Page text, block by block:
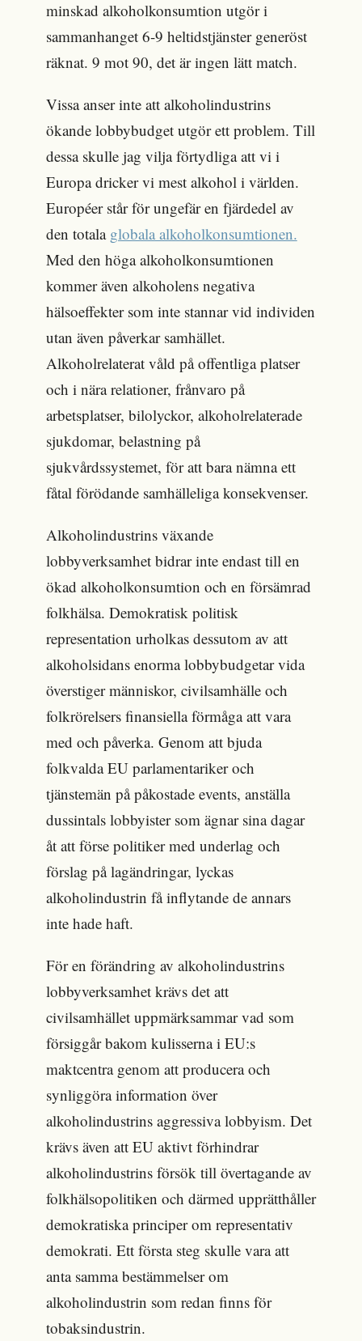
minskad alkoholkonsumtion utgör i
sammanhanget 6-9 heltidstjänster generöst
räknat. 9 mot 90, det är ingen lätt match.
Vissa anser inte att alkoholindustrins
ökande lobbybudget utgör ett problem. Till
dessa skulle jag vilja förtydliga att vi i
Europa dricker vi mest alkohol i världen.
Européer står för ungefär en fjärdedel av
den totala globala alkoholkonsumtionen.
Med den höga alkoholkonsumtionen
kommer även alkoholens negativa
hälsoeffekter som inte stannar vid individen
utan även påverkar samhället.
Alkoholrelaterat våld på offentliga platser
och i nära relationer, frånvaro på
arbetsplatser, bilolyckor, alkoholrelaterade
sjukdomar, belastning på
sjukvårdssystemet, för att bara nämna ett
fåtal förödande samhälleliga konsekvenser.
Alkoholindustrins växande
lobbyverksamhet bidrar inte endast till en
ökad alkoholkonsumtion och en försämrad
folkhälsa. Demokratisk politisk
representation urholkas dessutom av att
alkoholsidans enorma lobbybudgetar vida
överstiger människor, civilsamhälle och
folkrörelsers finansiella förmåga att vara
med och påverka. Genom att bjuda
folkvalda EU parlamentariker och
tjänstemän på påkostade events, anställa
dussintals lobbyister som ägnar sina dagar
åt att förse politiker med underlag och
förslag på lagändringar, lyckas
alkoholindustrin få inflytande de annars
inte hade haft.
För en förändring av alkoholindustrins
lobbyverksamhet krävs det att
civilsamhället uppmärksammar vad som
försiggår bakom kulisserna i EU:s
maktcentra genom att producera och
synliggöra information över
alkoholindustrins aggressiva lobbyism. Det
krävs även att EU aktivt förhindrar
alkoholindustrins försök till övertagande av
folkhälsopolitiken och därmed upprätthåller
demokratiska principer om representativ
demokrati. Ett första steg skulle vara att
anta samma bestämmelser om
alkoholindustrin som redan finns för
tobaksindustrin.